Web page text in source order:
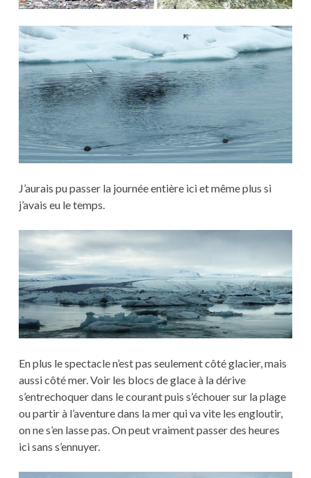
J’aurais pu passer la journée entière ici et même plus si
j’avais eu le temps.
En plus le spectacle n’est pas seulement côté glacier, mais
aussi côté mer. Voir les blocs de glace à la dérive
s’entrechoquer dans le courant puis s’échouer sur la plage
ou partir à l’aventure dans la mer qui va vite les engloutir,
on ne s’en lasse pas. On peut vraiment passer des heures
ici sans s’ennuyer.